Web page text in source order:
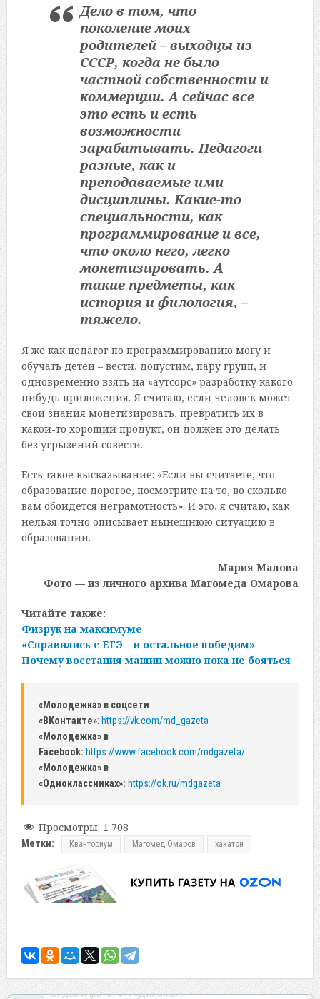
Дело в том, что
поколение моих
родителей – выходцы из
СССР, когда не было
частной собственности и
коммерции. А сейчас все
это есть и есть
возможности
зарабатывать. Педагоги
разные, как и
преподаваемые ими
дисциплины. Какие-то
специальности, как
программирование и все,
что около него, легко
монетизировать. А
такие предметы, как
история и филология, –
тяжело.
Я же как педагог по программированию могу и
обучать детей – вести, допустим, пару групп, и
одновременно взять на «аутсорс» разработку какого-
нибудь приложения. Я считаю, если человек может
свои знания монетизировать, превратить их в
какой-то хороший продукт, он должен это делать
без угрызений совести.
Есть такое высказывание: «Если вы считаете, что
образование дорогое, посмотрите на то, во сколько
вам обойдется неграмотность». И это, я считаю, как
нельзя точно описывает нынешнюю ситуацию в
образовании.
Мария Малова
Фото — из личного архива Магомеда Омарова
Читайте также:
Физрук на максимуме
«Справились с ЕГЭ – и остальное победим»
Почему восстания машин можно пока не бояться
«Молодежка» в соцсети
«ВКонтакте»: https://vk.com/md_gazeta
«Молодежка» в
Facebook: https://www.facebook.com/mdgazeta/
«Молодежка» в
«Одноклассниках»: https://ok.ru/mdgazeta
Просмотры: 1 708
Метки: Кванториум Магомед Омаров хакатон